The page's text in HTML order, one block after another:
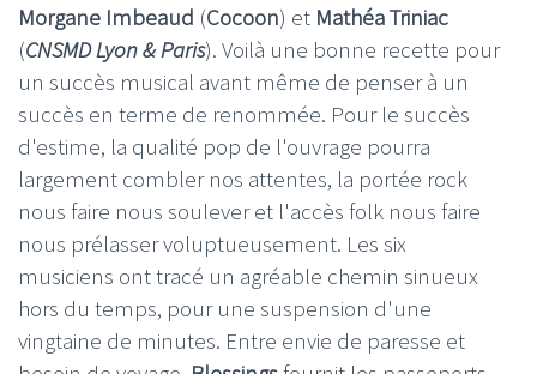
Morgane Imbeaud (Cocoon) et Mathéa Triniac
(CNSMD Lyon & Paris). Voilà une bonne recette pour
un succès musical avant même de penser à un
succès en terme de renommée. Pour le succès
d'estime, la qualité pop de l'ouvrage pourra
largement combler nos attentes, la portée rock
nous faire nous soulever et l'accès folk nous faire
nous prélasser voluptueusement. Les six
musiciens ont tracé un agréable chemin sinueux
hors du temps, pour une suspension d'une
vingtaine de minutes. Entre envie de paresse et